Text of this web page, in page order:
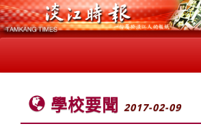
學校要聞 2017-02-09